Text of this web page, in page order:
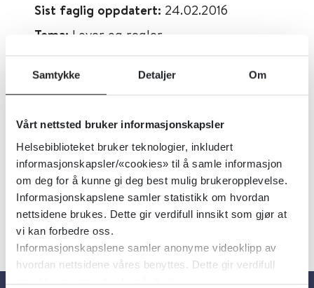
Samtykke Detaljer Om
Vårt nettsted bruker informasjonskapsler
Helsebiblioteket bruker teknologier, inkludert
informasjonskapsler/«cookies» til å samle informasjon
om deg for å kunne gi deg best mulig brukeropplevelse.
Informasjonskapslene samler statistikk om hvordan
nettsidene brukes. Dette gir verdifull innsikt som gjør at
vi kan forbedre oss.
Informasjonskapslene samler anonyme videoklipp av
hvordan nettsidene våres benyttes. Dette gir verdifull
innsikt som gjør at vi kan forbedre oss.
Sist faglig oppdatert: 24.02.2016
Tema: Lover og regler
Emner:Legemidler
Dokumenttype:
Forskrifter, Lover og
Utgiver: Lovdata
Språk:Norsk